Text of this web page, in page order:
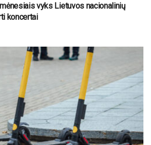
vyks Lietuvos nacionalinių
koncertai